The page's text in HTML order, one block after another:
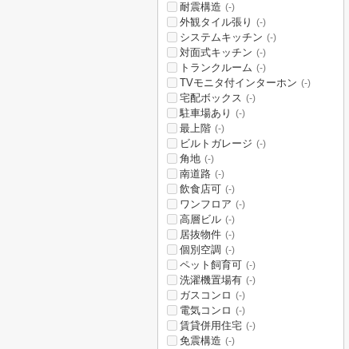
耐震構造 (-)
外観タイル張り (-)
システムキッチン (-)
対面式キッチン (-)
トランクルーム (-)
TVモニタ付インターホン (-)
宅配ボックス (-)
駐車場あり (-)
最上階 (-)
ビルトガレージ (-)
角地 (-)
南道路 (-)
飲食店可 (-)
ワンフロア (-)
高層ビル (-)
居抜物件 (-)
個別空調 (-)
ペット飼育可 (-)
洗濯機置場有 (-)
ガスコンロ (-)
電気コンロ (-)
賃貸併用住宅 (-)
免震構造 (-)